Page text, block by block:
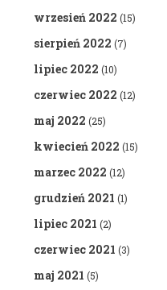
wrzesień 2022 (15)
sierpień 2022 (7)
lipiec 2022 (10)
czerwiec 2022 (12)
maj 2022 (25)
kwiecień 2022 (15)
marzec 2022 (12)
grudzień 2021 (1)
lipiec 2021 (2)
czerwiec 2021 (3)
maj 2021 (5)